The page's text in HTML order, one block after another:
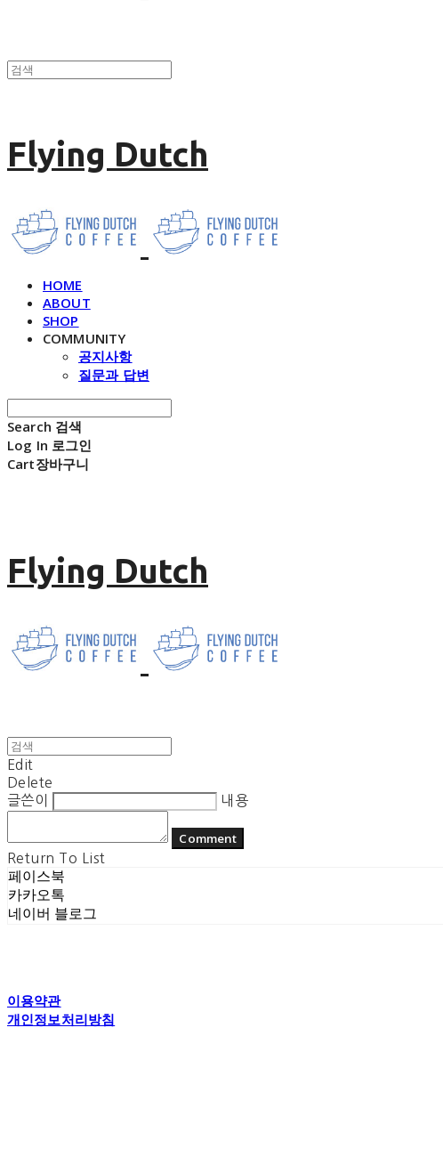
Flying Dutch
HOME
ABOUT
SHOP
COMMUNITY
공지사항
질문과 답변
Search 검색
Log In 로그인
Cart장바구니
Flying Dutch
Edit
Delete
글쓴이
내용
Comment
Return To List
페이스북
카카오톡
네이버 블로그
이용약관
개인정보처리방침